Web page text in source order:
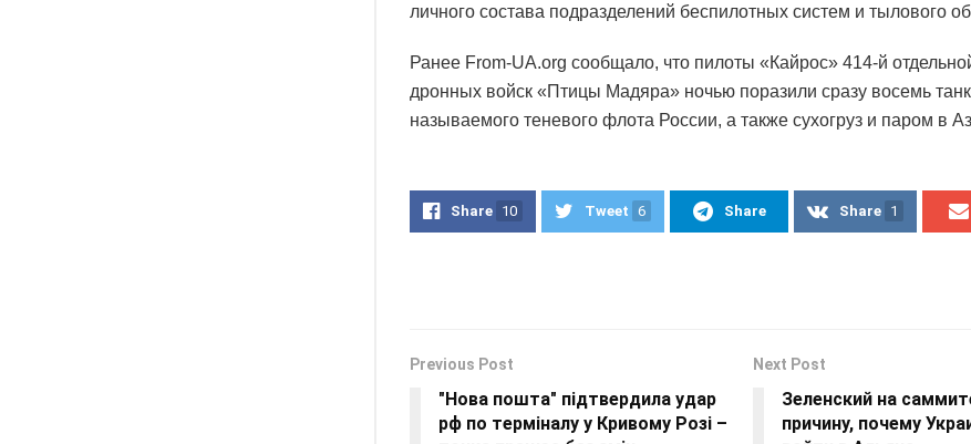
личного состава подразделений беспилотных систем и тылового
Ранее From-UA.org сообщало, что пилоты «Кайрос» 414-й
дронных войск «Птицы Мадяра» ночью поразили сразу восемь
называемого теневого флота России, а также сухогруз и паром в
Share 10 Tweet 6 Share Share 1
Previous Post
"Нова пошта" підтвердила удар
рф по терміналу у Кривому Розі –
Next Post
Зеленский на
причину, почему